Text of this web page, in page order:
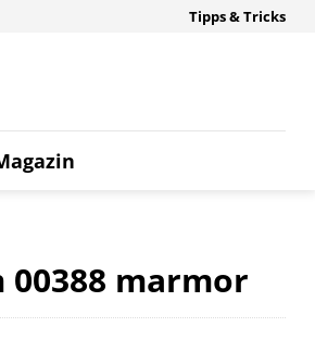
Tipps & Tricks
00388 marmor